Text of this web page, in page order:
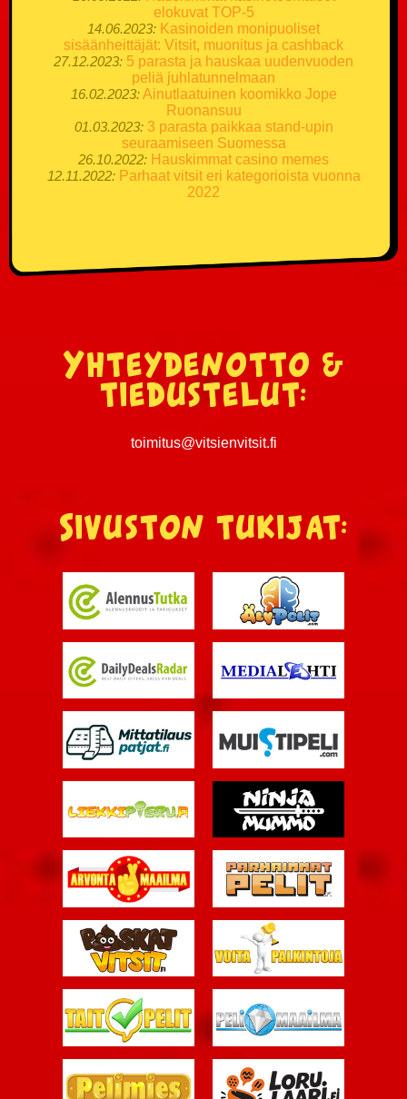
elokuvat TOP-5
14.06.2023: Kasinoiden monipuoliset
sisäänheittäjät: Vitsit, muonitus ja cashback
27.12.2023: 5 parasta ja hauskaa uudenvuoden
peliä juhlatunnelmaan
16.02.2023: Ainutlaatuinen koomikko Jope
Ruonansuu
01.03.2023: 3 parasta paikkaa stand-upin
seuraamiseen Suomessa
26.10.2022: Hauskimmat casino memes
12.11.2022: Parhaat vitsit eri kategorioista vuonna
2022
Yhteydenotto &
tiedustelut:
toimitus@vitsienvitsit.fi
Sivuston tukijat: